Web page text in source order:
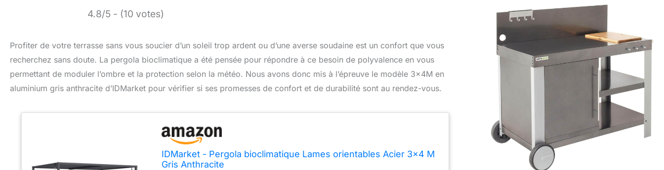
4.8/5 - (10 votes)
Profiter de votre terrasse sans vous soucier d’un soleil trop ardent ou d’une averse soudaine est un confort que vous
recherchez sans doute. La pergola bioclimatique a été pensée pour répondre à ce besoin de polyvalence en vous
permettant de moduler l’ombre et la protection selon la météo. Nous avons donc mis à l’épreuve le modèle 3x4M en
aluminium gris anthracite d’IDMarket pour vérifier si ses promesses de confort et de durabilité sont au rendez-vous.
IDMarket - Pergola bioclimatique Lames orientables Acier 3x4 M
Gris Anthracite